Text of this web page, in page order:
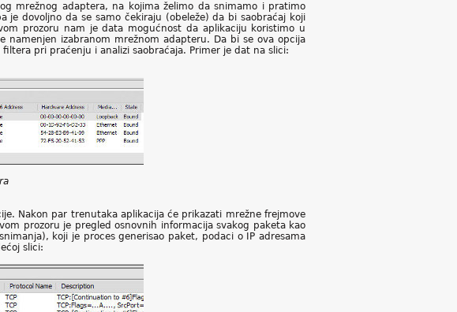
mrežnog adaptera, na kojima želimo da snimamo i pratimo
dovoljno da se samo čekiraju (obeleže) da bi saobraćaj koji
prozoru nam je data mogućnost da aplikaciju koristimo u
namenjen izabranom mrežnom adapteru. Da bi se ova opcija
pri praćenju i analizi saobraćaja. Primer je dat na slici:
Nakon par trenutaka aplikacija će prikazati mrežne frejmove
prozoru je pregled osnovnih informacija svakog paketa kao
koji je proces generisao paket, podaci o IP adresama
slici: